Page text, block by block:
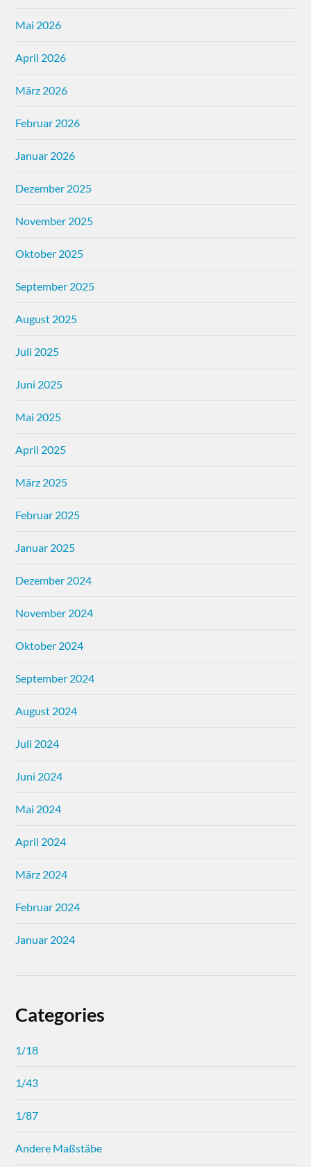
Mai 2026
April 2026
März 2026
Februar 2026
Januar 2026
Dezember 2025
November 2025
Oktober 2025
September 2025
August 2025
Juli 2025
Juni 2025
Mai 2025
April 2025
März 2025
Februar 2025
Januar 2025
Dezember 2024
November 2024
Oktober 2024
September 2024
August 2024
Juli 2024
Juni 2024
Mai 2024
April 2024
März 2024
Februar 2024
Januar 2024
Categories
1/18
1/43
1/87
Andere Maßstäbe